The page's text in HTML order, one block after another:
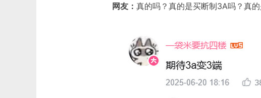
网友： 真的吗？真的是买断制3A吗？真的